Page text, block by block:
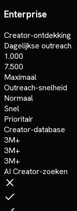
Enterprise
Creator-ontdekking
Dagelijkse outreach
1.000
7.500
Maximaal
Outreach-snelheid
Normaal
Snel
Prioritair
Creator-database
3M+
3M+
3M+
AI Creator-zoeken